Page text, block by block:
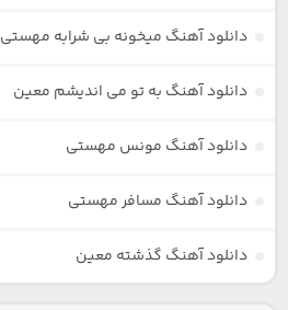
دانلود آهنگ میخونه بی شرابه مهستی
دانلود آهنگ به تو می اندیشم معین
دانلود آهنگ مونس مهستی
دانلود آهنگ مسافر مهستی
دانلود آهنگ گذشته معین